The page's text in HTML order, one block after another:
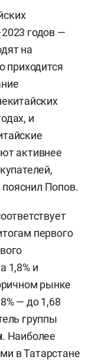
годов —
на
приходится
и
активнее
Попов.
первого
1,8% и
рынке
— до 1,68
группы
. Наиболее
в Татарстане